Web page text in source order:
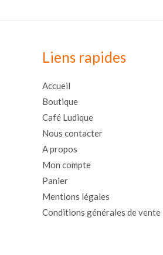
Liens rapides
Accueil
Boutique
Café Ludique
Nous contacter
A propos
Mon compte
Panier
Mentions légales
Conditions générales de vente